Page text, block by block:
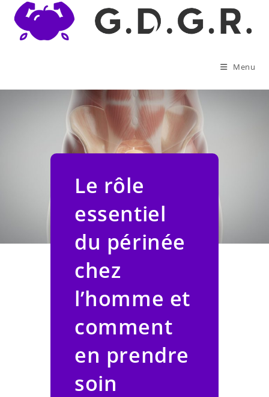
content
Menu
Le rôle
essentiel
du périnée
chez
l’homme et
comment
en prendre
soin